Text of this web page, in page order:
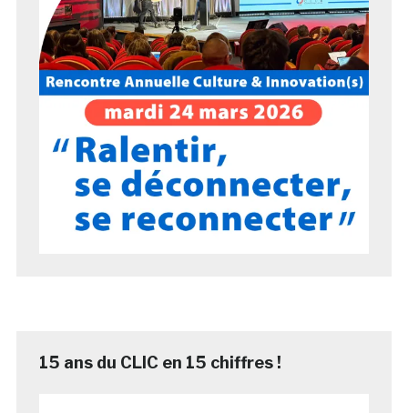
15 ans du CLIC en 15 chiffres !